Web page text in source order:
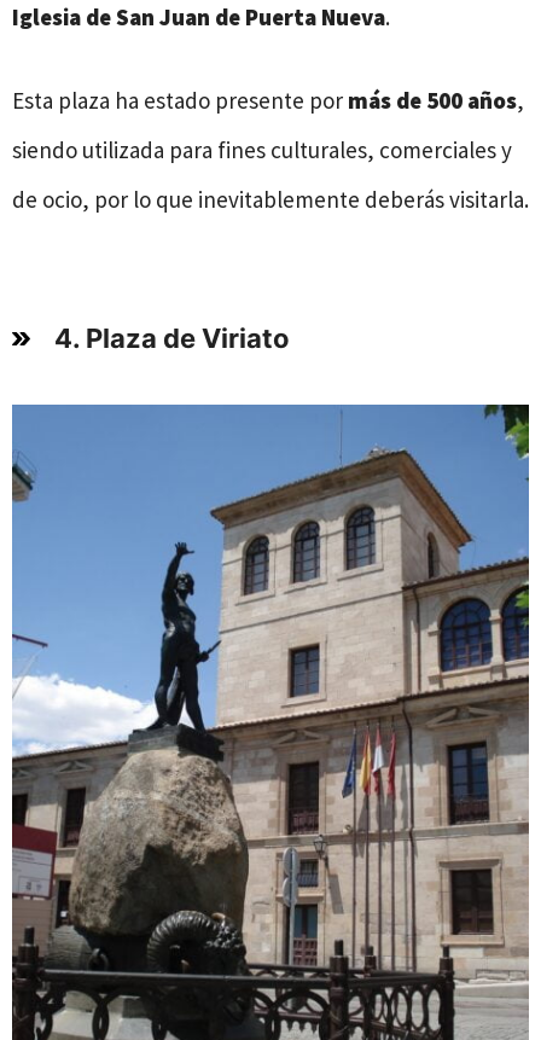
Iglesia de San Juan de Puerta Nueva.
Esta plaza ha estado presente por más de 500 años,
siendo utilizada para fines culturales, comerciales y
de ocio, por lo que inevitablemente deberás visitarla.
4. Plaza de Viriato